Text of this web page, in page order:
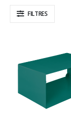
FILTRES